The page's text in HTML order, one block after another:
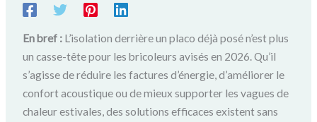
En bref : L’isolation derrière un placo déjà posé n’est plus
un casse-tête pour les bricoleurs avisés en 2026. Qu’il
s’agisse de réduire les factures d’énergie, d’améliorer le
confort acoustique ou de mieux supporter les vagues de
chaleur estivales, des solutions efficaces existent sans